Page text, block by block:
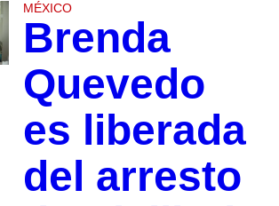
MÉXICO
Brenda
Quevedo
es liberada
del arresto